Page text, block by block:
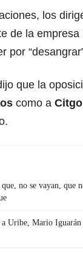
los
de la empresa
por
que la
como a Citgo
no se vayan, que
Uribe, Mario